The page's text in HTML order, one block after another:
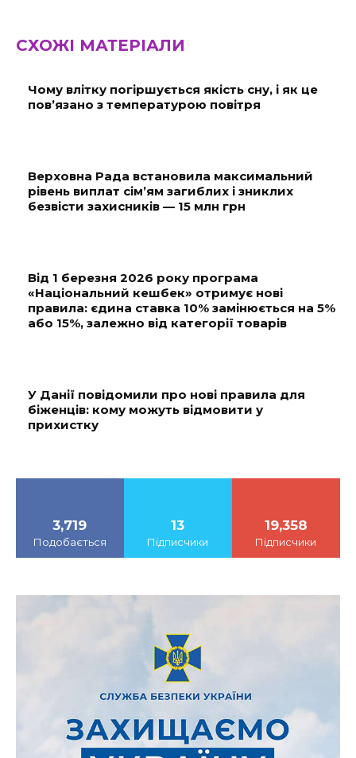
СХОЖІ МАТЕРІАЛИ
Чому влітку погіршується якість сну, і як це
пов’язано з температурою повітря
Верховна Рада встановила максимальний
рівень виплат сім’ям загиблих і зниклих
безвісти захисників — 15 млн грн
Від 1 березня 2026 року програма
«Національний кешбек» отримує нові
правила: єдина ставка 10% замінюється на 5%
або 15%, залежно від категорії товарів
У Данії повідомили про нові правила для
біженців: кому можуть відмовити у
прихистку
3,719
Подобається
13
Підписчики
19,358
Підписчики